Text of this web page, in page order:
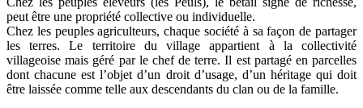
peut être une propriété collective ou individuelle.
Chez les peuples agriculteurs, chaque société à sa façon de partager
les terres. Le territoire du village appartient à la collectivité
villageoise mais géré par le chef de terre. Il est partagé en parcelles
dont chacune est l’objet d’un droit d’usage, d’un héritage qui doit
être laissée comme telle aux descendants du clan ou de la famille.